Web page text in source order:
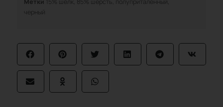
Метки 15% шелк, 85% шерсть, полуприталенный,
черный